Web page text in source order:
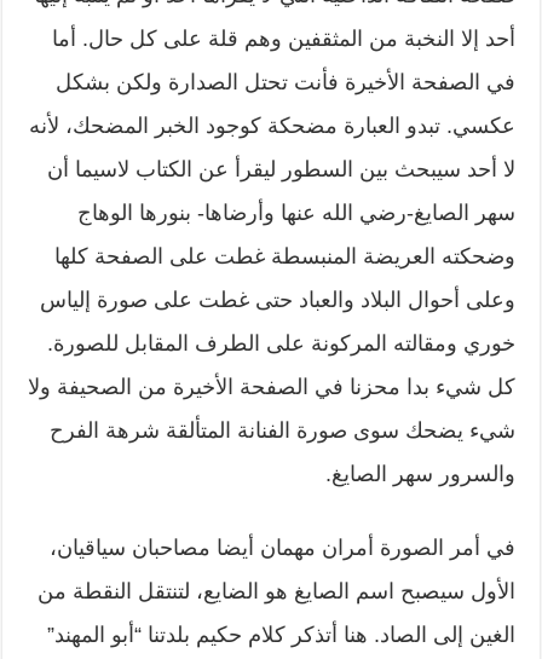
أحد إلا النخبة من المثقفين وهم قلة على كل حال. أما
في الصفحة الأخيرة فأنت تحتل الصدارة ولكن بشكل
عكسي. تبدو العبارة مضحكة كوجود الخبر المضحك، لأنه
لا أحد سيبحث بين السطور ليقرأ عن الكتاب لاسيما أن
سهر الصايغ-رضي الله عنها وأرضاها- بنورها الوهاج
وضحكته العريضة المنبسطة غطت على الصفحة كلها
وعلى أحوال البلاد والعباد حتى غطت على صورة إلياس
خوري ومقالته المركونة على الطرف المقابل للصورة.
كل شيء بدا محزنا في الصفحة الأخيرة من الصحيفة ولا
شيء يضحك سوى صورة الفنانة المتألقة شرهة الفرح
والسرور سهر الصايغ.
في أمر الصورة أمران مهمان أيضا مصاحبان سياقيان،
الأول سيصبح اسم الصايغ هو الضايع، لتنتقل النقطة من
الغين إلى الصاد. هنا أتذكر كلام حكيم بلدتنا “أبو المهند”